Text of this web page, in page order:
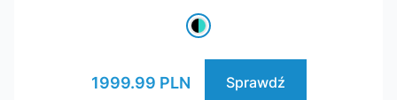
1999.99 PLN Sprawdź